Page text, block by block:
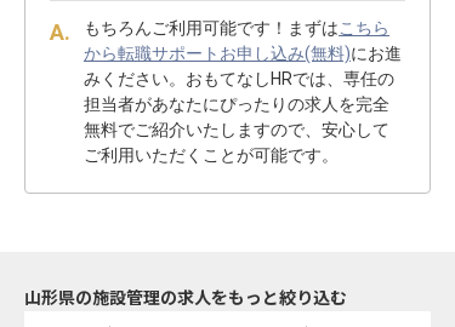
もちろんご利用可能です！まずはこちら
から転職サポートお申し込み(無料)にお進
みください。おもてなしHRでは、専任の
担当者があなたにぴったりの求人を完全
無料でご紹介いたしますので、安心して
ご利用いただくことが可能です。
山形県の施設管理の求人をもっと絞り込む